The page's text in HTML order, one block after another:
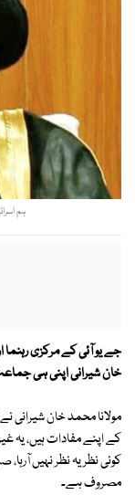
ہم
جے یو آئی کے مرکزی رہنما
خان شیرانی اپنی ہی
مولانا محمد خان شیرانی
کے اپنے مفادات ہیں، یہ
کوئی نظریہ نظر نہیں
مصروف ہے۔